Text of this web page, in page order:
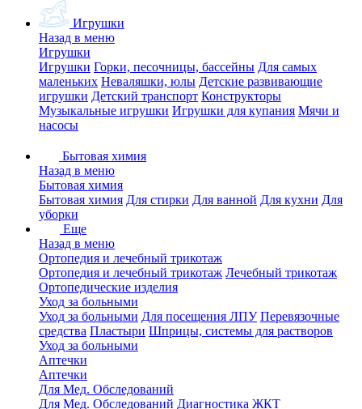
Игрушки
Назад в меню
Игрушки
Игрушки Горки, песочницы, бассейны Для самых
маленьких Неваляшки, юлы Детские развивающие
игрушки Детский транспорт Конструкторы
Музыкальные игрушки Игрушки для купания Мячи и
насосы
Бытовая химия
Назад в меню
Бытовая химия
Бытовая химия Для стирки Для ванной Для кухни Для
уборки
Еще
Назад в меню
Ортопедия и лечебный трикотаж
Ортопедия и лечебный трикотаж Лечебный трикотаж
Ортопедические изделия
Уход за больными
Уход за больными Для посещения ЛПУ Перевязочные
средства Пластыри Шприцы, системы для растворов
Уход за больными
Аптечки
Аптечки
Для Мед. Обследований
Для Мед. Обследований Диагностика ЖКТ